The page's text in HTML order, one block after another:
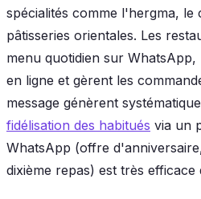
spécialités comme l'hergma, le
pâtisseries orientales. Les
menu quotidien sur
en ligne et gèrent les
message génèrent
fidélisation des habitués via un
WhatsApp (offre
dixième repas) est très efficace